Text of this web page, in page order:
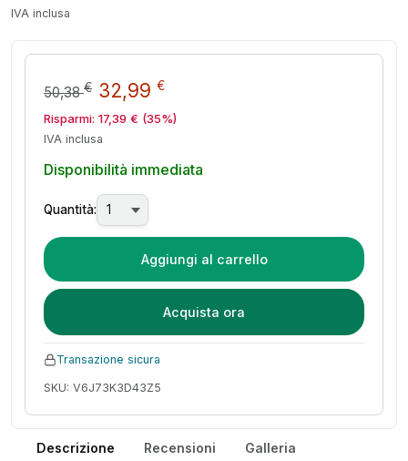
IVA inclusa
50,38€ Il prezzo originale era: 50,38
32,99 €Il prezzo attuale è:
Risparmi: 17,39 € (35%)
IVA inclusa
Disponibilità immediata
Quantità:
Aggiungi al carrello
Acquista ora
Transazione sicura
SKU: V6J73K3D43Z5
Descrizione Recensioni Galleria